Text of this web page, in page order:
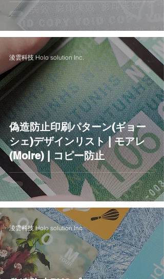
偽造防止印刷パターン(ギョー
シェ)デザインリスト | モアレ
(Moire) | コピー防止
淩雲科技 Holo solution Inc.
淩雲科技 Holo solution Inc.